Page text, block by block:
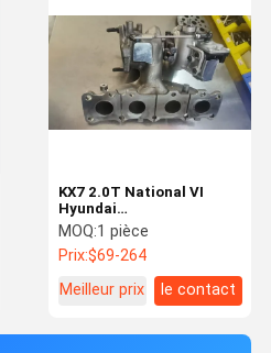
KX7 2.0T National VI
Hyundai
Turbocompresseur
28231-2GTA1
Accessoires Moteur
MOQ:1 pièce
Prix:$69-264
Meilleur prix
le contact